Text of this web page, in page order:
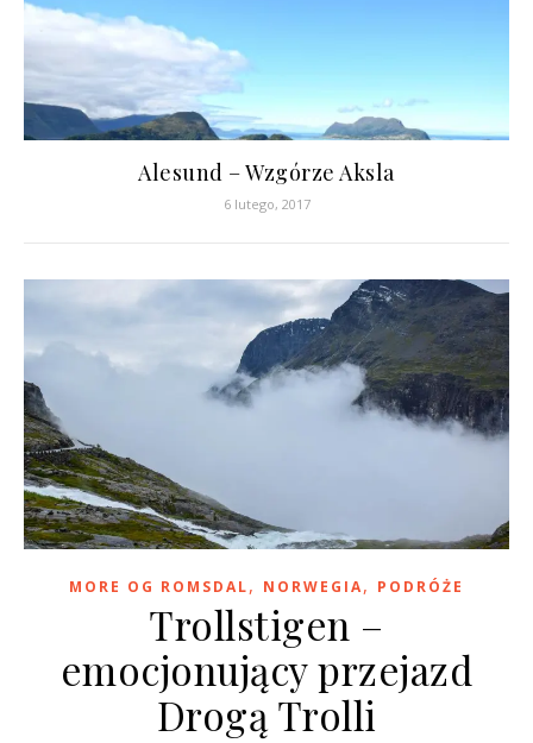
Alesund – Wzgórze Aksla
6 lutego, 2017
MORE OG ROMSDAL, NORWEGIA, PODRÓŻE
Trollstigen –
emocjonujący przejazd
Drogą Trolli